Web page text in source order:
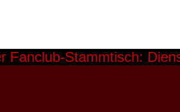
Fanclub-Stammtisch: